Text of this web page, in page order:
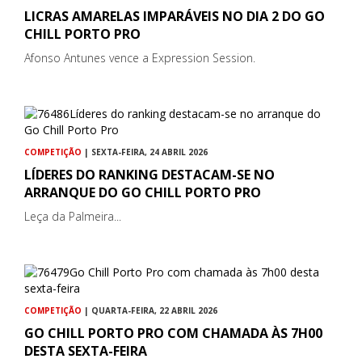
LICRAS AMARELAS IMPARÁVEIS NO DIA 2 DO GO
CHILL PORTO PRO
Afonso Antunes vence a Expression Session.
COMPETIÇÃO | SEXTA-FEIRA, 24 ABRIL 2026
LÍDERES DO RANKING DESTACAM-SE NO
ARRANQUE DO GO CHILL PORTO PRO
Leça da Palmeira...
COMPETIÇÃO | QUARTA-FEIRA, 22 ABRIL 2026
GO CHILL PORTO PRO COM CHAMADA ÀS 7H00
DESTA SEXTA-FEIRA